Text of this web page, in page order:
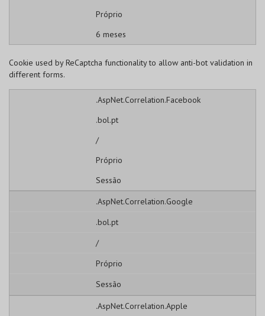
Próprio
6 meses
Cookie used by ReCaptcha functionality to allow anti-bot validation in
different forms.
.AspNet.Correlation.Facebook
.bol.pt
/
Próprio
Sessão
.AspNet.Correlation.Google
.bol.pt
/
Próprio
Sessão
.AspNet.Correlation.Apple